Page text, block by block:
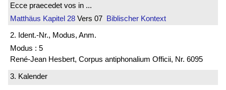
Ecce praecedet vos in ...
Matthäus Kapitel 28 Vers 07 Biblischer Kontext
2. Ident.-Nr., Modus, Anm.
Modus : 5
René-Jean Hesbert, Corpus antiphonalium Officii, Nr. 6095
3. Kalender